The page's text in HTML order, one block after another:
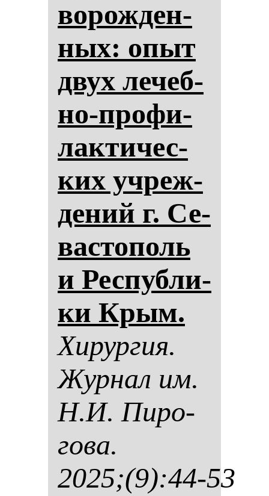
во­рож­ден­
ных: опыт
двух ле­чеб­
но-про­фи­
лак­ти­чес­
ких уч­реж­
де­ний г. Се­
вас­то­поль
и Рес­пуб­ли­
ки Крым.
Хи­рур­гия.
Жур­нал им.
Н.И. Пи­ро­
го­ва.
2025;(9):44-53